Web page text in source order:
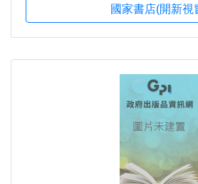
國家書店(開新視